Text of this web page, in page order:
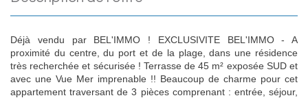
Déjà vendu par BEL'IMMO ! EXCLUSIVITE BEL'IMMO - A
proximité du centre, du port et de la plage, dans une résidence
très recherchée et sécurisée ! Terrasse de 45 m² exposée SUD et
avec une Vue Mer imprenable !! Beaucoup de charme pour cet
appartement traversant de 3 pièces comprenant : entrée, séjour,